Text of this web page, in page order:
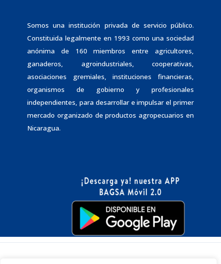
Somos una institución privada de servicio público.
Constituida legalmente en 1993 como una sociedad
anónima de 160 miembros entre agricultores,
ganaderos, agroindustriales, cooperativas,
asociaciones gremiales, instituciones financieras,
organismos de gobierno y profesionales
independientes, para desarrollar e impulsar el primer
mercado organizado de productos agropecuarios en
Nicaragua.